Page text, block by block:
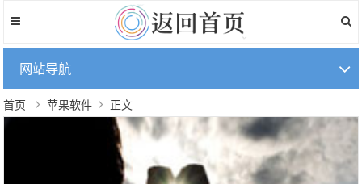
网站导航
首页 苹果软件 正文